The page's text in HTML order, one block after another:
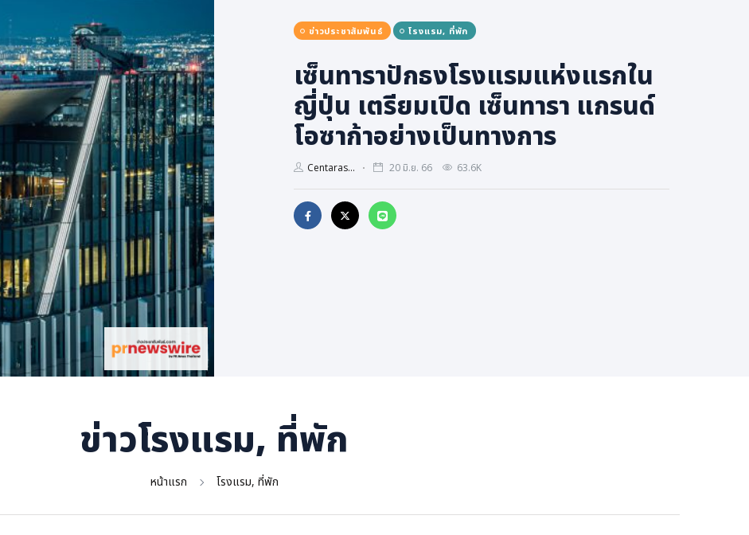
ข่าวประชาสัมพันธ์ โรงแรม, ที่พัก
เซ็นทาราปักธงโรงแรมแห่งแรกใน
ญี่ปุ่น เตรียมเปิด เซ็นทารา แกรนด์
โอซาก้าอย่างเป็นทางการ
Centaras... 20 มิ.ย. 66 63.6K
ข่าวโรงแรม, ที่พัก
หน้าแรก โรงแรม, ที่พัก